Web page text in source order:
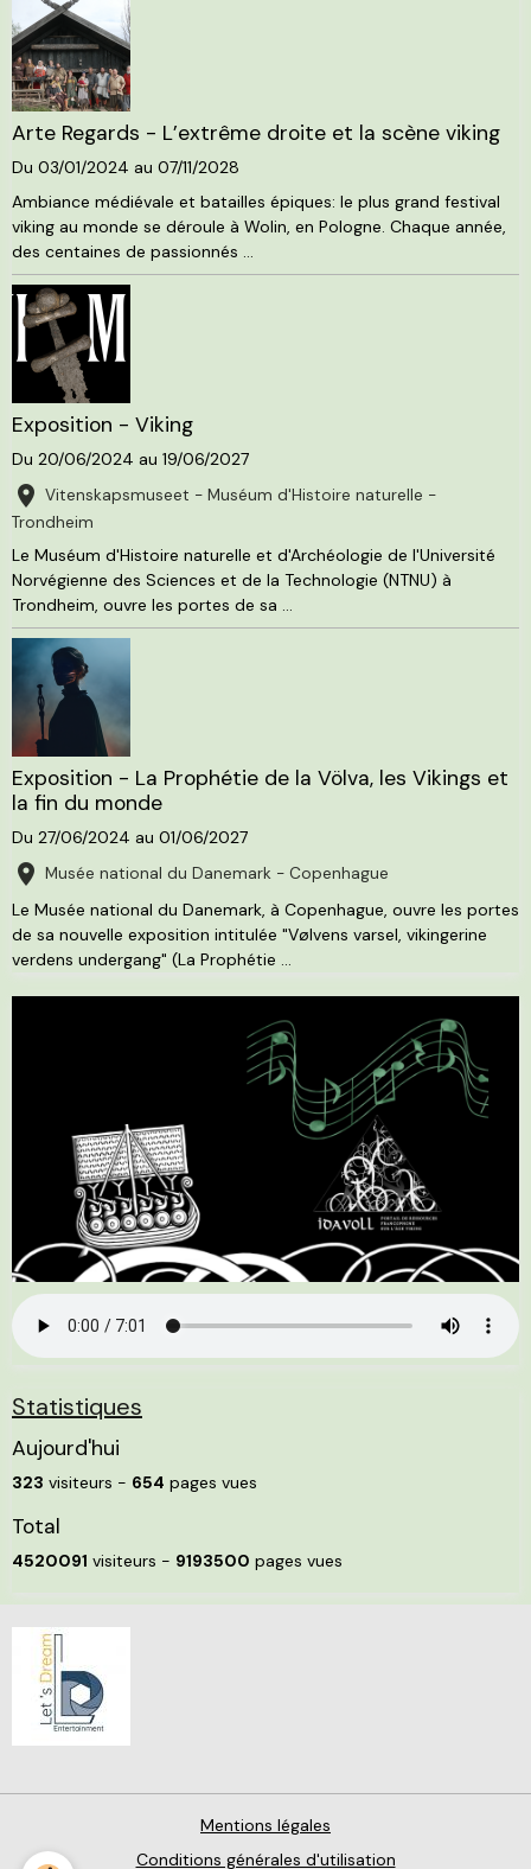
Arte Regards - L’extrême droite et la scène viking
Du 03/01/2024 au 07/11/2028
Ambiance médiévale et batailles épiques: le plus grand festival
viking au monde se déroule à Wolin, en Pologne. Chaque année,
des centaines de passionnés ...
Exposition - Viking
Du 20/06/2024 au 19/06/2027
Vitenskapsmuseet - Muséum d'Histoire naturelle -
Trondheim
Le Muséum d'Histoire naturelle et d'Archéologie de l'Université
Norvégienne des Sciences et de la Technologie (NTNU) à
Trondheim, ouvre les portes de sa ...
Exposition - La Prophétie de la Völva, les Vikings et
la fin du monde
Du 27/06/2024 au 01/06/2027
Musée national du Danemark - Copenhague
Le Musée national du Danemark, à Copenhague, ouvre les portes
de sa nouvelle exposition intitulée "Vølvens varsel, vikingerine
verdens undergang" (La Prophétie ...
Statistiques
Aujourd'hui
323 visiteurs - 654 pages vues
Total
4520091 visiteurs - 9193500 pages vues
Mentions légales
Conditions générales d'utilisation